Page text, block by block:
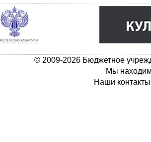
© 2009-2026 Бюджетное
Мы
Наши